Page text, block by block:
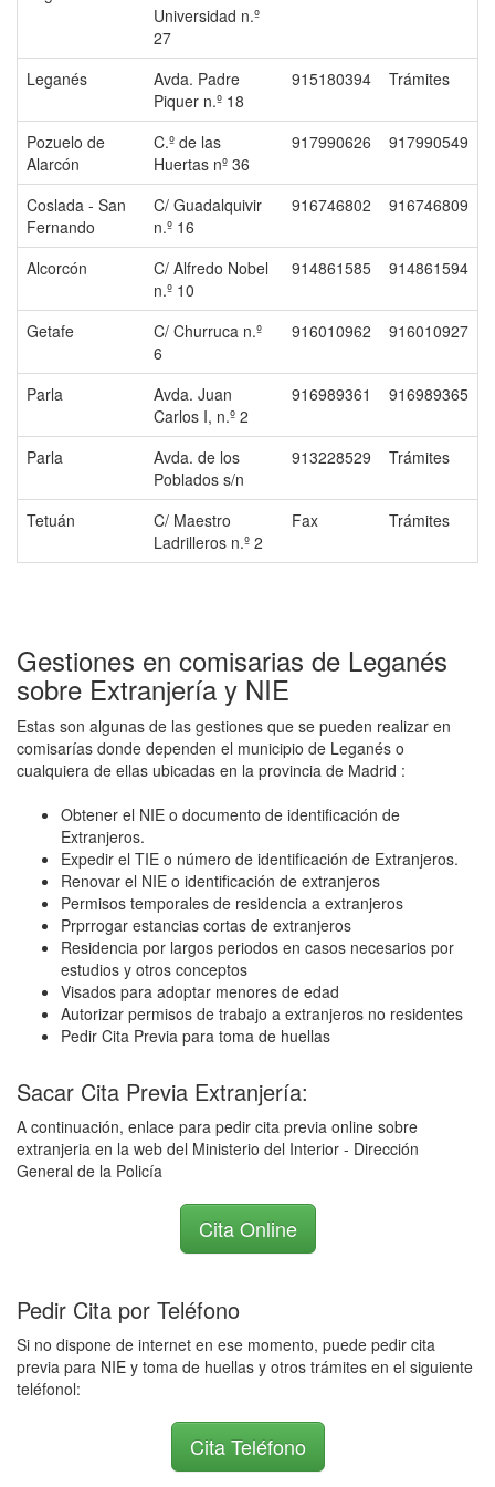
Universidad n.º
27
Leganés
Avda. Padre
Piquer n.º 18
915180394 Trámites
Pozuelo de
Alarcón
C.º de las
Huertas nº 36
917990626 917990549
Coslada - San
Fernando
C/ Guadalquivir
n.º 16
916746802 916746809
Alcorcón
C/ Alfredo Nobel
n.º 10
914861585 914861594
Getafe
C/ Churruca n.º
6
916010962 916010927
Parla
Avda. Juan
Carlos I, n.º 2
916989361 916989365
Parla
Avda. de los
Poblados s/n
913228529 Trámites
Tetuán
C/ Maestro
Ladrilleros n.º 2
Fax Trámites
Gestiones en comisarias de Leganés
sobre Extranjería y NIE
Estas son algunas de las gestiones que se pueden realizar en
comisarías donde dependen el municipio de Leganés o
cualquiera de ellas ubicadas en la provincia de Madrid :
Obtener el NIE o documento de identificación de
Extranjeros.
Expedir el TIE o número de identificación de Extranjeros.
Renovar el NIE o identificación de extranjeros
Permisos temporales de residencia a extranjeros
Prprrogar estancias cortas de extranjeros
Residencia por largos periodos en casos necesarios por
estudios y otros conceptos
Visados para adoptar menores de edad
Autorizar permisos de trabajo a extranjeros no residentes
Pedir Cita Previa para toma de huellas
Sacar Cita Previa Extranjería:
A continuación, enlace para pedir cita previa online sobre
extranjeria en la web del Ministerio del Interior - Dirección
General de la Policía
Cita Online
Pedir Cita por Teléfono
Si no dispone de internet en ese momento, puede pedir cita
previa para NIE y toma de huellas y otros trámites en el siguiente
teléfonol:
Cita Teléfono